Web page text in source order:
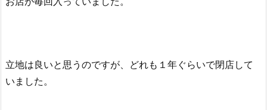
立地は良いと思うのですが、どれも１年ぐらいで閉店して
いました。